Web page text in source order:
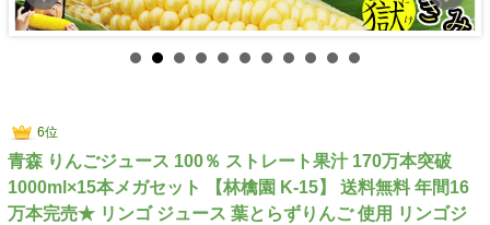
6位
青森 りんごジュース 100％ ストレート果汁 170万本突破
1000ml×15本メガセット 【林檎園 K-15】 送料無料 年間16
万本完売★ リンゴ ジュース 葉とらずりんご 使用 リンゴジ